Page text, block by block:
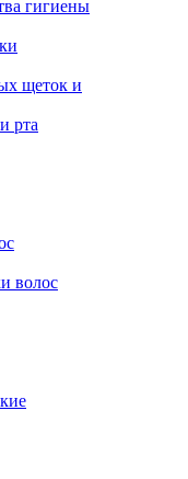
гигиены
щеток и
рта
волос